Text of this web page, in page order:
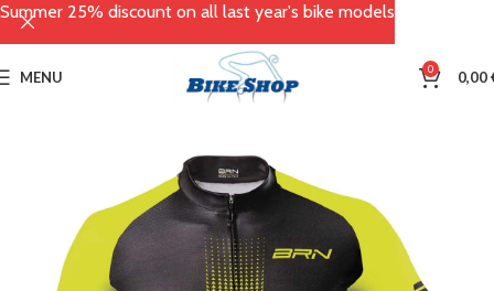
MENU 0 0,00
Summer 25% discount on all last year's bike models